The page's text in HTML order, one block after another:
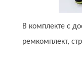
В комплекте с
ремкомплект,